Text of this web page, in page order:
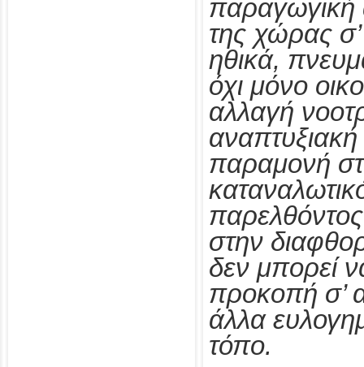
παραγωγική
της χώρας
ηθικά,
όχι μόνο
αλλαγή
παραμονή
στην
δεν μπορεί
προκοπή σ’
άλλα
τόπο.